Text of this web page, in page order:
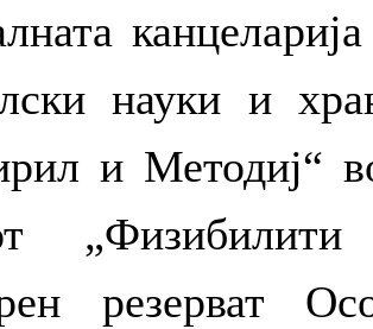
науки и
и Методиј“
резерват